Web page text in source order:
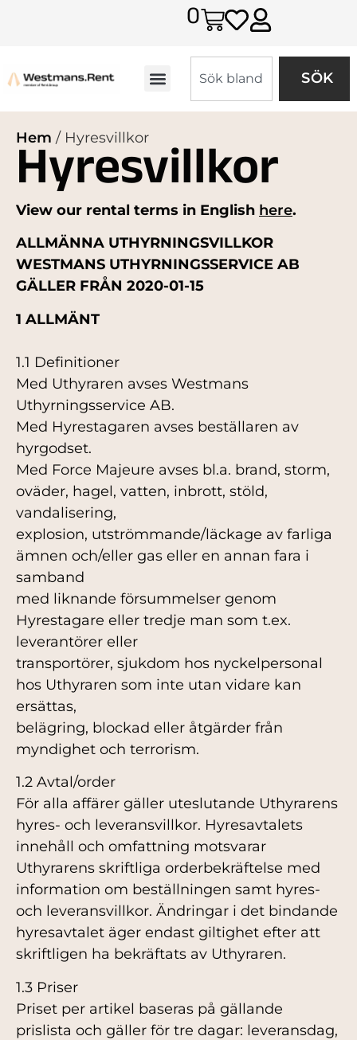
0
SÖK
Hem / Hyresvillkor
Hyresvillkor
View our rental terms in English here.
ALLMÄNNA UTHYRNINGSVILLKOR
WESTMANS UTHYRNINGSSERVICE AB
GÄLLER FRÅN 2020-01-15
1 ALLMÄNT
1.1 Definitioner
Med Uthyraren avses Westmans
Uthyrningsservice AB.
Med Hyrestagaren avses beställaren av
hyrgodset.
Med Force Majeure avses bl.a. brand, storm,
oväder, hagel, vatten, inbrott, stöld,
vandalisering,
explosion, utströmmande/läckage av farliga
ämnen och/eller gas eller en annan fara i
samband
med liknande försummelser genom
Hyrestagare eller tredje man som t.ex.
leverantörer eller
transportörer, sjukdom hos nyckelpersonal
hos Uthyraren som inte utan vidare kan
ersättas,
belägring, blockad eller åtgärder från
myndighet och terrorism.
1.2 Avtal/order
För alla affärer gäller uteslutande Uthyrarens
hyres- och leveransvillkor. Hyresavtalets
innehåll och omfattning motsvarar
Uthyrarens skriftliga orderbekräftelse med
information om beställningen samt hyres-
och leveransvillkor. Ändringar i det bindande
hyresavtalet äger endast giltighet efter att
skriftligen ha bekräftats av Uthyraren.
1.3 Priser
Priset per artikel baseras på gällande
prislista och gäller för tre dagar: leveransdag,